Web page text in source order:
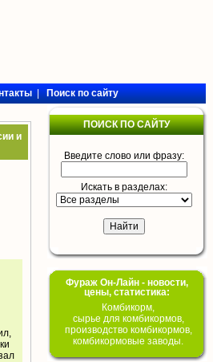
|Поиск по сайту
и
ПОИСК ПО САЙТУ
Введите слово или фразу:
Искать в разделах:
Фураж Он-Лайн - новости,
цены, статистика:
Комбикорм,
сырье для комбикормов,
производство комбикормов,
комбикормовые заводы.